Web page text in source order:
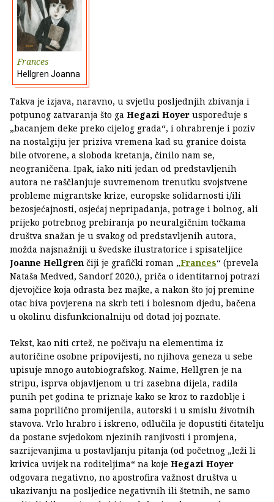
Frances
Hellgren Joanna
Takva je izjava, naravno, u svjetlu posljednjih zbivanja i
potpunog zatvaranja što ga Hegazi Hoyer uspoređuje s
„bacanjem deke preko cijelog grada“, i ohrabrenje i poziv
na nostalgiju jer priziva vremena kad su granice doista
bile otvorene, a sloboda kretanja, činilo nam se,
neograničena. Ipak, iako niti jedan od predstavljenih
autora ne raščlanjuje suvremenom trenutku svojstvene
probleme migrantske krize, europske solidarnosti i/ili
bezosjećajnosti, osjećaj nepripadanja, potrage i bolnog, ali
prijeko potrebnog prebiranja po neuralgičnim točkama
društva snažan je u svakog od predstavljenih autora,
možda najsnažniji u švedske ilustratorice i spisateljice
Joanne Hellgren čiji je grafički roman „Frances“ (prevela
Nataša Medved, Sandorf 2020.), priča o identitarnoj potrazi
djevojčice koja odrasta bez majke, a nakon što joj premine
otac biva povjerena na skrb teti i bolesnom djedu, bačena
u okolinu disfunkcionalniju od dotad joj poznate.
Tekst, kao niti crtež, ne počivaju na elementima iz
autoričine osobne pripovijesti, no njihova geneza u sebe
upisuje mnogo autobiografskog. Naime, Hellgren je na
stripu, isprva objavljenom u tri zasebna dijela, radila
punih pet godina te priznaje kako se kroz to razdoblje i
sama poprilično promijenila, autorski i u smislu životnih
stavova. Vrlo hrabro i iskreno, odlučila je dopustiti čitatelju
da postane svjedokom njezinih ranjivosti i promjena,
sazrijevanjima u postavljanju pitanja (od početnog „leži li
krivica uvijek na roditeljima“ na koje Hegazi Hoyer
odgovara negativno, no apostrofira važnost društva u
ukazivanju na posljedice negativnih ili štetnih, ne samo